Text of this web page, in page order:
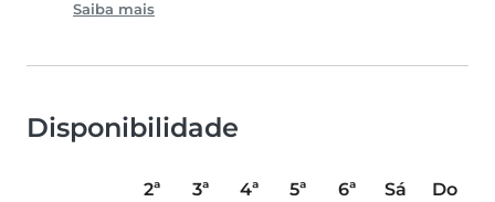
Saiba mais
Disponibilidade
2ª 3ª 4ª 5ª 6ª Sá
Do